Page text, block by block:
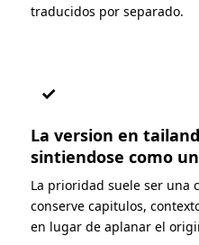
traducidos por separado.
✓
La version en
sintiendose como
La prioridad suele ser una
conserve capitulos,
en lugar de aplanar el